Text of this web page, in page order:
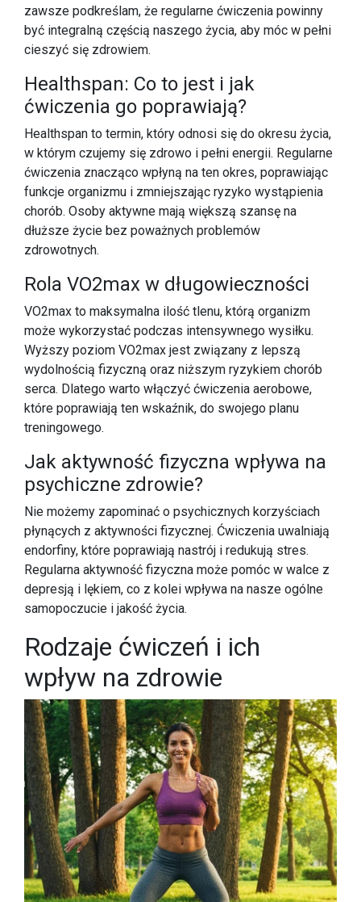
zawsze podkreślam, że regularne ćwiczenia powinny
być integralną częścią naszego życia, aby móc w pełni
cieszyć się zdrowiem.
Healthspan: Co to jest i jak
ćwiczenia go poprawiają?
Healthspan to termin, który odnosi się do okresu życia,
w którym czujemy się zdrowo i pełni energii. Regularne
ćwiczenia znacząco wpłyną na ten okres, poprawiając
funkcje organizmu i zmniejszając ryzyko wystąpienia
chorób. Osoby aktywne mają większą szansę na
dłuższe życie bez poważnych problemów
zdrowotnych.
Rola VO2max w długowieczności
VO2max to maksymalna ilość tlenu, którą organizm
może wykorzystać podczas intensywnego wysiłku.
Wyższy poziom VO2max jest związany z lepszą
wydolnością fizyczną oraz niższym ryzykiem chorób
serca. Dlatego warto włączyć ćwiczenia aerobowe,
które poprawiają ten wskaźnik, do swojego planu
treningowego.
Jak aktywność fizyczna wpływa na
psychiczne zdrowie?
Nie możemy zapominać o psychicznych korzyściach
płynących z aktywności fizycznej. Ćwiczenia uwalniają
endorfiny, które poprawiają nastrój i redukują stres.
Regularna aktywność fizyczna może pomóc w walce z
depresją i lękiem, co z kolei wpływa na nasze ogólne
samopoczucie i jakość życia.
Rodzaje ćwiczeń i ich
wpływ na zdrowie